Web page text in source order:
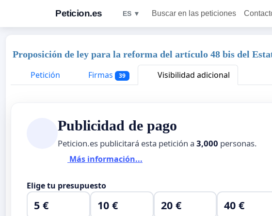
Peticion.es ES ▼ Buscar en las peticiones
Proposición de ley para la reforma del artículo 48 bis del
Petición
Firmas 39 Visibilidad adicional
Publicidad de pago
Peticion.es publicitará esta petición a 3,000 personas.
Más información...
Elige tu presupuesto
5 € 10 € 20 € 40 €